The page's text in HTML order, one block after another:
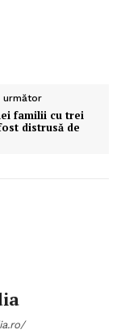
următor
familii cu trei
distrusă de